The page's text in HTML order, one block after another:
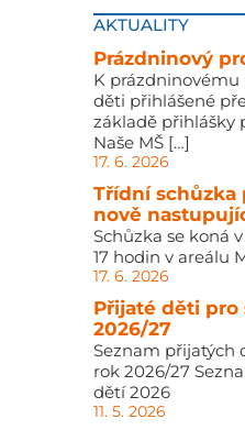
AKTUALITY
Prázdninový
K prázdninovému
děti přihlášené
základě přihlášky
Naše MŠ […]
17. 6. 2026
Třídní schůzka
nově
Schůzka se koná
17 hodin v areálu
17. 6. 2026
Přijaté děti pro
2026/27
Seznam přijatých
rok 2026/27
dětí 2026
11. 5. 2026